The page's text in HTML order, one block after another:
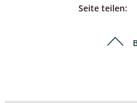
Seite teilen: